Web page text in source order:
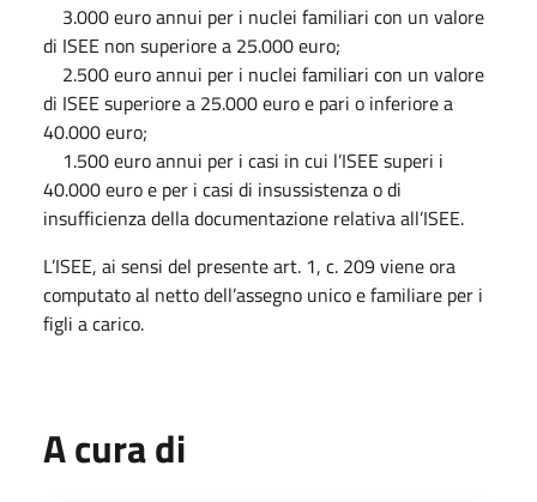
3.000 euro annui per i nuclei familiari con un valore
di ISEE non superiore a 25.000 euro;
2.500 euro annui per i nuclei familiari con un valore
di ISEE superiore a 25.000 euro e pari o inferiore a
40.000 euro;
1.500 euro annui per i casi in cui l’ISEE superi i
40.000 euro e per i casi di insussistenza o di
insufficienza della documentazione relativa all’ISEE.
L’ISEE, ai sensi del presente art. 1, c. 209 viene ora
computato al netto dell’assegno unico e familiare per i
figli a carico.
A cura di